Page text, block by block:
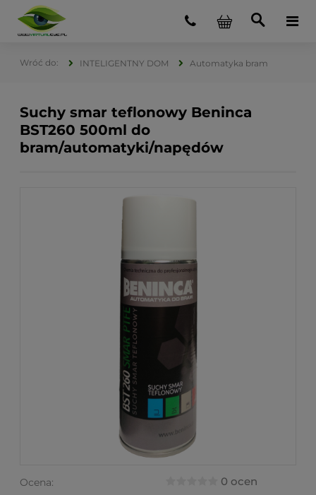
INTELIGENTNY DOM Automatyka bram
Suchy smar teflonowy Beninca
BST260 500ml do
bram/automatyki/napędów
Ocena: 0 ocen